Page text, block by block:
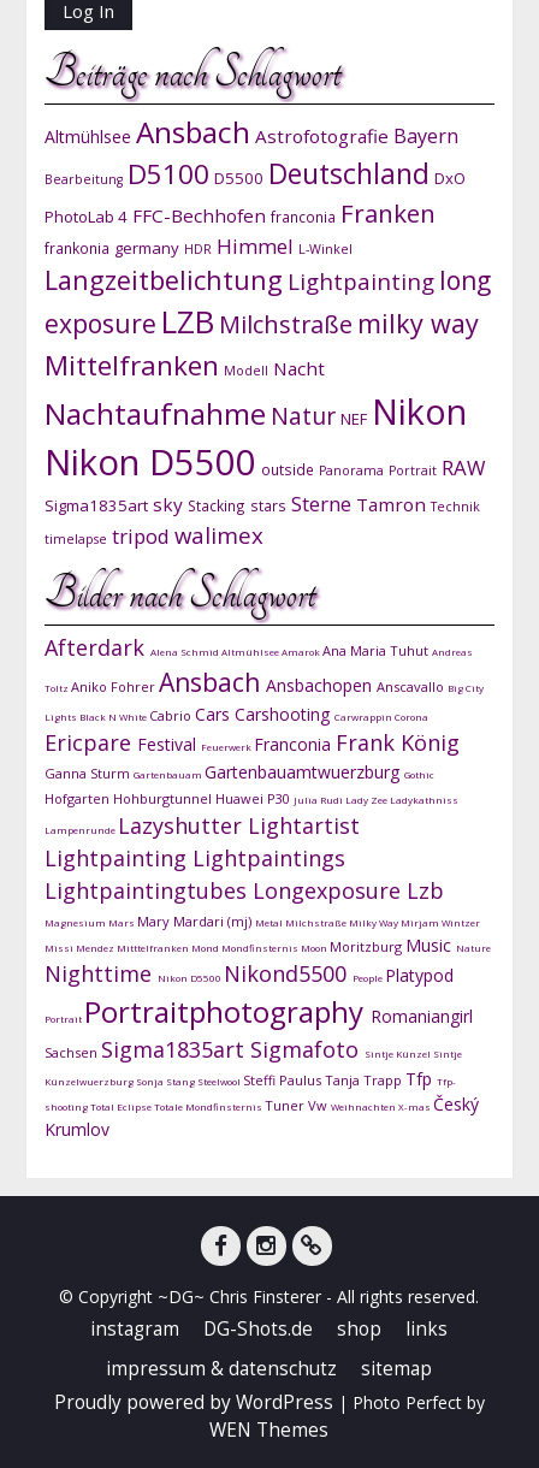
Beiträge nach Schlagwort
Altmühlsee Ansbach Astrofotografie Bayern
Bearbeitung D5100 D5500 Deutschland DxO
PhotoLab 4 FFC-Bechhofen franconia Franken
frankonia germany HDR Himmel L-Winkel
Langzeitbelichtung Lightpainting long
exposure LZB Milchstraße milky way
Mittelfranken Modell Nacht
Nachtaufnahme Natur NEF Nikon
Nikon D5500 outside Panorama Portrait RAW
Sigma1835art sky Stacking stars Sterne Tamron Technik
timelapse tripod walimex
Bilder nach Schlagwort
Afterdark Alena Schmid AltmühlseeAmarokAna Maria Tuhut Andreas
Toltz Aniko Fohrer Ansbach Ansbachopen Anscavallo Big City
Lights Black N White Cabrio Cars Carshooting Carwrappin Corona
Ericpare Festival Feuerwerk Franconia Frank König
Ganna Sturm Gartenbauam Gartenbauamtwuerzburg Gothic
Hofgarten Hohburgtunnel Huawei P30 Julia Rudi Lady Zee Ladykathniss
Lampenrunde Lazyshutter Lightartist
Lightpainting Lightpaintings
Lightpaintingtubes Longexposure Lzb
Magnesium Mars Mary Mardari (mj) Metal Milchstraße Milky Way Mirjam Wintzer
Missi Mendez Mitttelfranken Mond Mondfinsternis Moon Moritzburg Music Nature
Nighttime Nikon D5500 Nikond5500 People Platypod
Portrait Portraitphotography Romaniangirl
Sachsen Sigma1835art Sigmafoto Sintje Künzel Sintje
Künzelwuerzburg Sonja Stang Steelwool Steffi Paulus Tanja Trapp Tfp Tfp-
shootingTotal EclipseTotale Mondfinsternis Tuner Vw Weihnachten X-mas Český
Krumlov
© Copyright ~DG~ Chris Finsterer - All rights reserved.
instagram DG-Shots.de shop
links
impressum & datenschutz
sitemap
Proudly powered by WordPress | Photo Perfect by
WEN Themes